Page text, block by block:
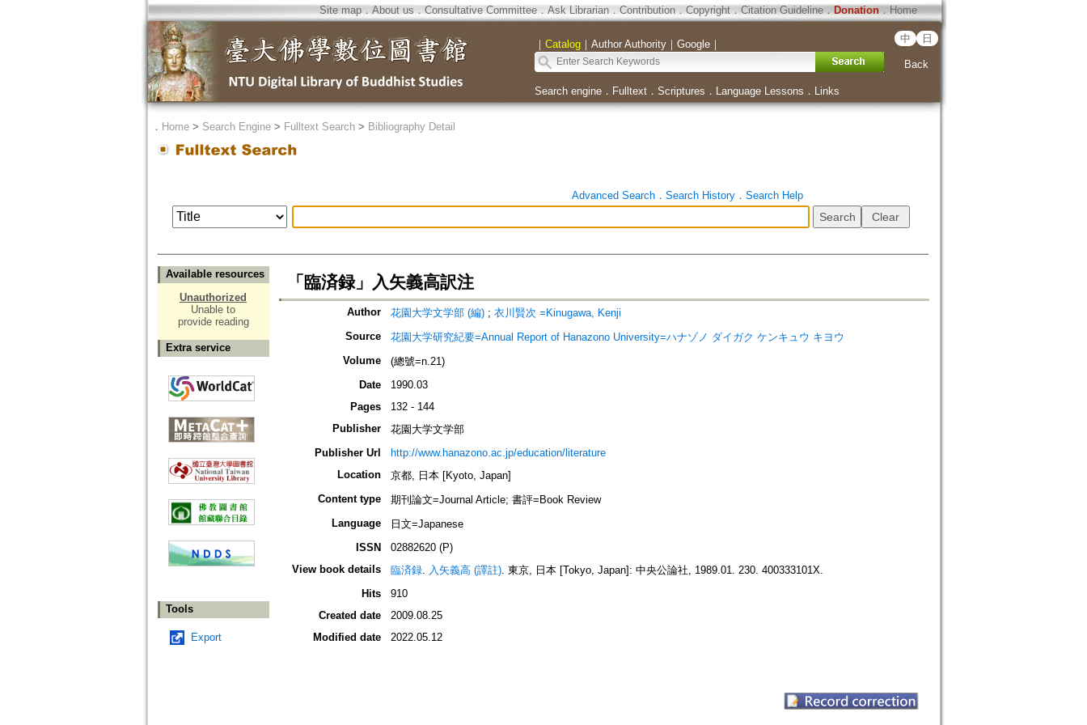
Site map．About us ． Consultative Committee． Ask Librarian． Contribution．Copyright．Citation Guideline． Donation．Home
｜ Catalog｜ Author Authority｜ Google｜ 中 日
Back
Search engine． Fulltext． Scriptures ． Language Lessons ． Links
． Home> Search Engine> Fulltext Search> Bibliography Detail
Advanced Search． Search History． Search Help
Available resources
Unauthorized
Unable to
provide reading
Extra service
Tools
Export
「臨済録」入矢義高訳注
Author 花園大学文学部 (編); 衣川賢次 =Kinugawa, Kenji
Source
花園大学研究紀要=Annual Report of Hanazono University=ハナゾノ ダイガク ケンキュウ キヨウ
Volume
(總號=n.21)
Date
1990.03
Pages
132 - 144
Publisher
花園大学文学部
Publisher Url
http://www.hanazono.ac.jp/education/literature
Location
京都, 日本 [Kyoto, Japan]
Content type
期刊論文=Journal Article; 書評=Book Review
Language
日文=Japanese
ISSN
02882620 (P)
View book details
臨済録. 入矢義高 (譯註). 東京, 日本 [Tokyo, Japan]: 中央公論社, 1989.01. 230. 400333101X.
Hits
910
Created date
2009.08.25
Modified date
2022.05.12